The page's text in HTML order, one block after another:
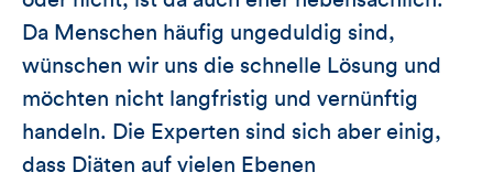
Da Menschen häufig ungeduldig sind,
wünschen wir uns die schnelle Lösung und
möchten nicht langfristig und vernünftig
handeln. Die Experten sind sich aber einig,
dass Diäten auf vielen Ebenen